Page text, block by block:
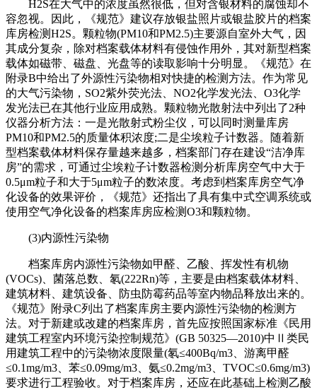
H2S在大气中的浓度虽然很低，但对含银材料的腐蚀却不
容忽视。因此，《规范》建议存放银盐照片或银盐胶片的档案
库房检测H2S。颗粒物(PM10和PM2.5)主要源自室外大气，因
其成分复杂，除对档案载体材料有侵蚀作用外，其对新型档案
载体如磁带、磁盘、光盘等的读取影响十分明显。《规范》在
附录B中给出了外源性污染物相对快捷的检测方法。作为常见
的大气污染物，SO2紫外荧光法、NO2化学发光法、O3化学
发光法已在其他行业应用成熟。颗粒物光散射法中列出了2种
仪器分析方法：一是光散射式粉尘仪，可以同时测量库房
PM10和PM2.5的质量体积浓度;二是尘埃粒子计数器。随着新
型档案载体材料保存量越来越多，档案部门存在建设“洁净库
房”的需求，可通过尘埃粒子计数器检测分析库房空气中大于
0.5μm粒子和大于5μm粒子的数浓度。考虑到档案库房空气净
化设备的效果评价，《规范》还指出了具有集中式空调系统或
使用空气净化设备的档案库房应检测O3和颗粒物。
(3)内源性污染物
档案库房内源性污染物如甲醛、乙酸、挥发性有机物
(VOCs)、菌落总数、氡(222Rn)等，主要是由档案载体材料、
建筑材料、建筑设备、防虫防霉药品等室内物品释放出来的。
《规范》附录C列出了档案库房主要内源性污染物的检测方
法。对于新建或改建的档案库房，首先应按照国家标准《民用
建筑工程室内环境污染控制规范》(GB 50325—2010)中Ⅱ类民
用建筑工程中的污染物浓度限量(氡≤400Bq/m3、游离甲醛
≤0.1mg/m3、苯≤0.09mg/m3、氨≤0.2mg/m3、TVOC≤0.6mg/m3)
要求进行工程验收。对于档案库房，还应在此基础上检测乙酸